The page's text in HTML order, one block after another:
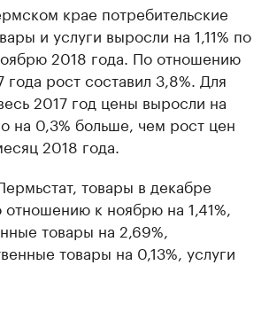
крае потребительские
и услуги выросли на 1,11% по
2018 года. По отношению
года рост составил 3,8%. Для
2017 год цены выросли на
на 0,3% больше, чем рост цен
2018 года.
товары в декабре
к ноябрю на 1,41%,
товары на 2,69%,
товары на 0,13%, услуги